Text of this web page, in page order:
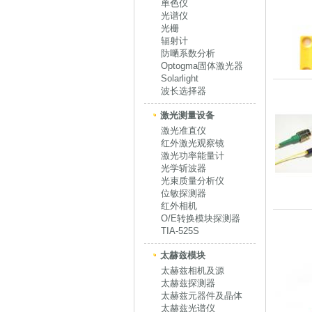
单色仪
光谱仪
光栅
辐射计
防嗮系数分析
Optogma固体激光器
Solarlight
波长选择器
激光测量设备
激光准直仪
红外激光观察镜
激光功率能量计
光学斩波器
光束质量分析仪
位敏探测器
红外相机
O/E转换模块探测器
TIA-525S
太赫兹模块
太赫兹相机及源
太赫兹探测器
太赫兹元器件及晶体
太赫兹光谱仪